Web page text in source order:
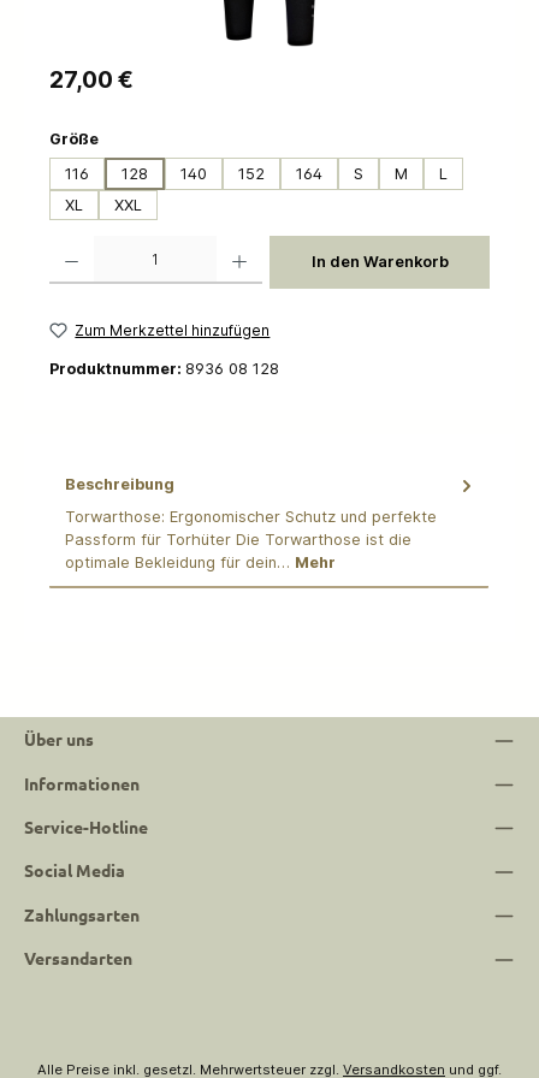
Regulärer Preis:
27,00 €
Größeauswählen
116
128 140 152 164 S M
L
XL
XXL
In den Warenkorb
Zum Merkzettel hinzufügen
Produktnummer: 8936 08 128
Beschreibung
Torwarthose: Ergonomischer Schutz und perfekte
Passform für Torhüter Die Torwarthose ist die
optimale Bekleidung für dein… Mehr
Über uns
Informationen
Service-Hotline
Social Media
Zahlungsarten
Versandarten
Alle Preise inkl. gesetzl. Mehrwertsteuer zzgl. Versandkosten und ggf.